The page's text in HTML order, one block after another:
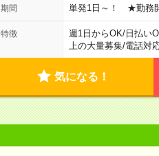
期間 単発1日～！ ★勤務
特徴 週1日からOK/日払い
上の大量募集/電話対
気になる！